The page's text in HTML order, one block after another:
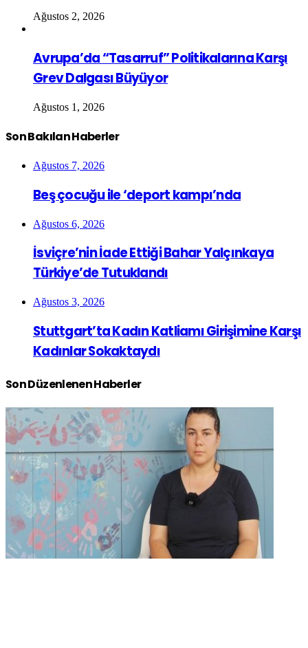
Ağustos 2, 2026
Avrupa’da “Tasarruf” Politikalarına Karşı
Grev Dalgası Büyüyor
Ağustos 1, 2026
Son Bakılan Haberler
Ağustos 7, 2026
Beş çocuğu ile ‘deport kampı’nda
Ağustos 6, 2026
İsviçre’nin İade Ettiği Bahar Yalçınkaya
Türkiye’de Tutuklandı
Ağustos 3, 2026
Stuttgart’ta Kadın Katliamı Girişimine Karşı
Kadınlar Sokaktaydı
Son Düzenlenen Haberler